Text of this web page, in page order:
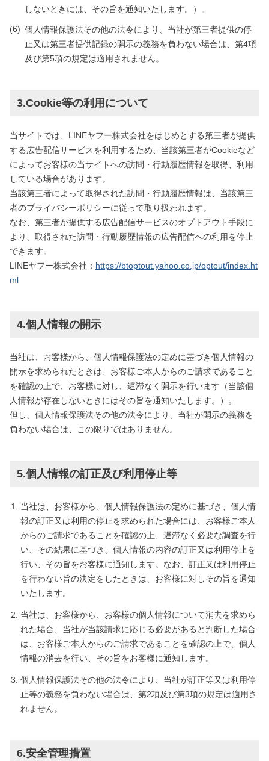
しないときには、その旨を通知いたします。）。
個人情報保護法その他の法令により、当社が第三者提供の停
止又は第三者提供記録の開示の義務を負わない場合は、第4項
及び第5項の規定は適用されません。
3.Cookie等の利用について
当サイトでは、LINEヤフー株式会社をはじめとする第三者が提供
する広告配信サービスを利用するため、当該第三者がCookieなど
によってお客様の当サイトへの訪問・行動履歴情報を取得、利用
している場合があります。
当該第三者によって取得された訪問・行動履歴情報は、当該第三
者のプライバシーポリシーに従って取り扱われます。
なお、第三者が提供する広告配信サービスのオプトアウト手段に
より、取得された訪問・行動履歴情報の広告配信への利用を停止
できます。
LINEヤフー株式会社： https://btoptout.yahoo.co.jp/optout/index.ht
ml
4.個人情報の開示
当社は、お客様から、個人情報保護法の定めに基づき個人情報の
開示を求められたときは、お客様ご本人からのご請求であること
を確認の上で、お客様に対し、遅滞なく開示を行います（当該個
人情報が存在しないときにはその旨を通知いたします。）。
但し、個人情報保護法その他の法令により、当社が開示の義務を
負わない場合は、この限りではありません。
5.個人情報の訂正及び利用停止等
当社は、お客様から、個人情報保護法の定めに基づき、個人情
報の訂正又は利用の停止を求められた場合には、お客様ご本人
からのご請求であることを確認の上、遅滞なく必要な調査を行
い、その結果に基づき、個人情報の内容の訂正又は利用停止を
行い、その旨をお客様に通知します。なお、訂正又は利用停止
を行わない旨の決定をしたときは、お客様に対しその旨を通知
いたします。
当社は、お客様から、お客様の個人情報について消去を求めら
れた場合、当社が当該請求に応じる必要があると判断した場合
は、お客様ご本人からのご請求であることを確認の上で、個人
情報の消去を行い、その旨をお客様に通知します。
個人情報保護法その他の法令により、当社が訂正等又は利用停
止等の義務を負わない場合は、第2項及び第3項の規定は適用さ
れません。
6.安全管理措置